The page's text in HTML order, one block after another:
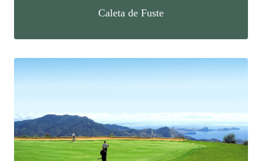
Caleta de Fuste